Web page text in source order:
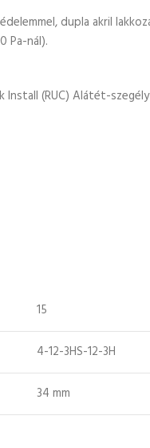
dupla akril
Pa-nál).
(RUC) Alátét-
15
4-12-3HS-12-3H
34 mm